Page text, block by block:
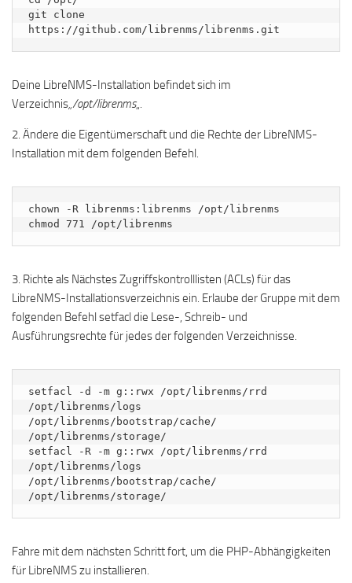
git clone
https://github.com/librenms/librenms.git
Deine LibreNMS-Installation befindet sich im
Verzeichnis„/opt/librenms„.
2. Ändere die Eigentümerschaft und die Rechte der LibreNMS-
Installation mit dem folgenden Befehl.
chown -R librenms:librenms /opt/librenms
chmod 771 /opt/librenms
3. Richte als Nächstes Zugriffskontrolllisten (ACLs) für das
LibreNMS-Installationsverzeichnis ein. Erlaube der Gruppe mit dem
folgenden Befehl setfacl die Lese-, Schreib- und
Ausführungsrechte für jedes der folgenden Verzeichnisse.
setfacl -d -m g::rwx /opt/librenms/rrd
/opt/librenms/logs
/opt/librenms/bootstrap/cache/
/opt/librenms/storage/
setfacl -R -m g::rwx /opt/librenms/rrd
/opt/librenms/logs
/opt/librenms/bootstrap/cache/
/opt/librenms/storage/
Fahre mit dem nächsten Schritt fort, um die PHP-Abhängigkeiten
für LibreNMS zu installieren.